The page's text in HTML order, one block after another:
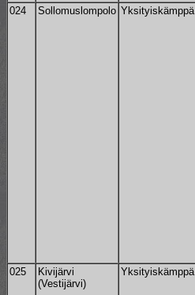
024 Sollomuslompolo Yksityiskämppä
025
Kivijärvi
(Vestijärvi)
Yksityiskämppä